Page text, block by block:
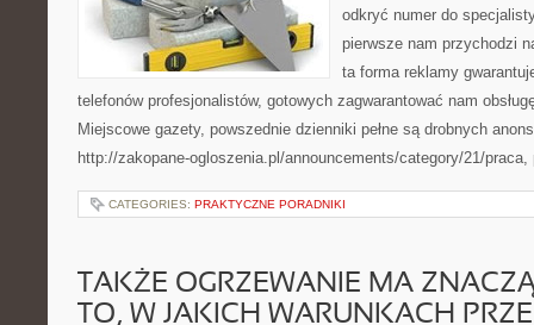
odkryć numer do
pierwsze nam przychodzi
ta forma reklamy
telefonów profesjonalistów, gotowych zagwarantować nam
Miejscowe gazety, powszednie dzienniki pełne są drobnych
http://zakopane-ogloszenia.pl/announcements/category/21/
CATEGORIES: PRAKTYCZNE PORADNIKI
TAKŻE OGRZEWANIE MA
TO, W JAKICH WARUNKACH